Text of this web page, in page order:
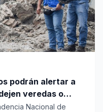
podrán alertar a
veredas o
Nacional de